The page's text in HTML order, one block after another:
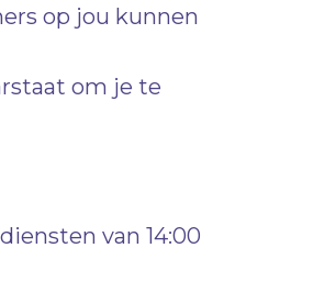
op jou kunnen
om je te
van 14:00